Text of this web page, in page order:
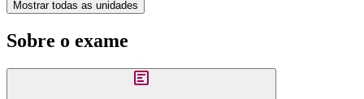
Mostrar todas as unidades
Sobre o exame